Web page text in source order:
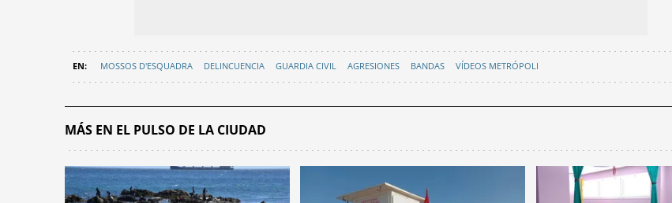
MOSSOS D'ESQUADRA DELINCUENCIA GUARDIA CIVIL AGRESIONES BANDAS VÍDEOS METRÓPOLI
MÁS EN EL PULSO DE LA CIUDAD